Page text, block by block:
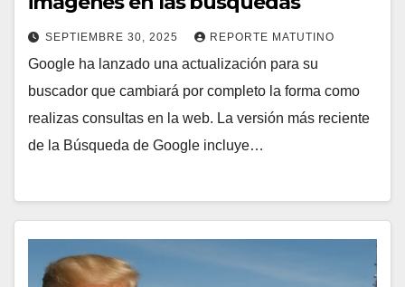
SEPTIEMBRE 30, 2025 REPORTE MATUTINO
Google ha lanzado una actualización para su
buscador que cambiará por completo la forma como
realizas consultas en la web. La versión más reciente
de la Búsqueda de Google incluye…